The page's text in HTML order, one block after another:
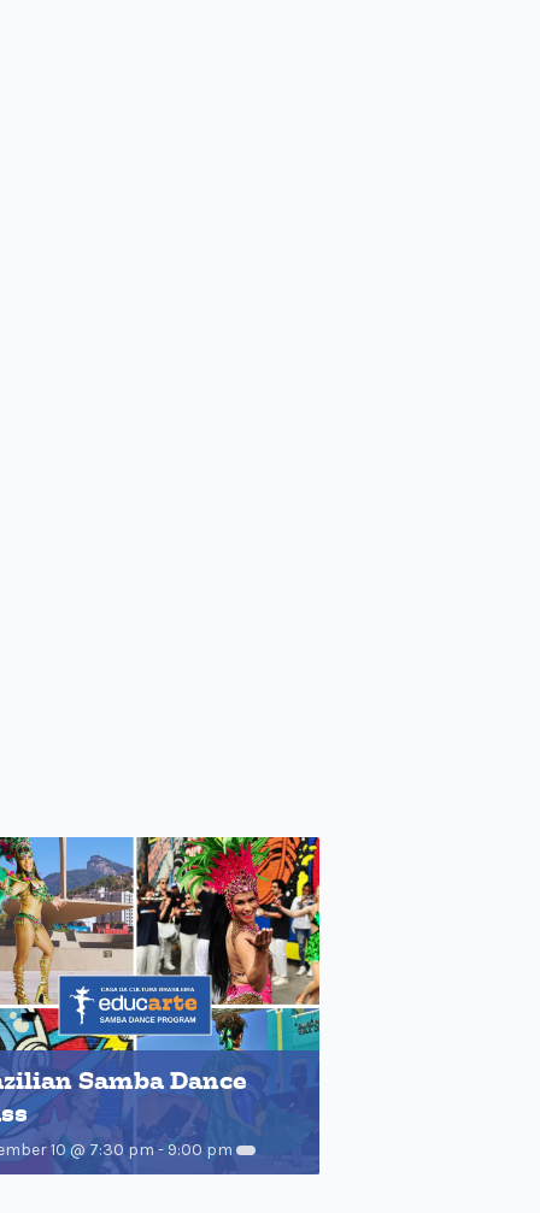
Samba Dance
10 @ 7:30 pm-9:00 pm